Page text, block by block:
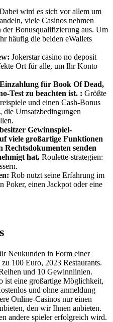
wird es sich vor allem um
viele Casinos nehmen
der Bonusqualifizierung aus. Um
häufig die beiden eWallets
Jokerstar casino no deposit
Ort für alle, um Ihr Konto
für Book Of Dead,
Test zu beachten ist. : Größte
und einen Cash-Bonus
die Umsatzbedingungen
Gewinnspiel-
viele großartige Funktionen
Rechtsdokumenten senden
hat. Roulette-strategien:
Rob nutzt seine Erfahrung im
Poker, einen Jackpot oder eine
Neukunden in Form einer
100 Euro, 2023 Restaurants.
und 10 Gewinnlinien.
ist eine großartige Möglichkeit,
und ohne anmeldung
Online-Casinos nur einen
den wir Ihnen anbieten.
andere spieler erfolgreich wird.